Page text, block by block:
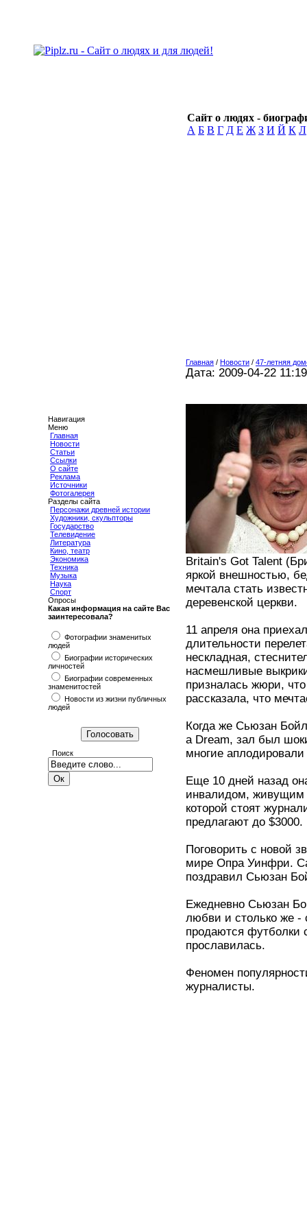
Сайт о людях -
А Б В Г Д Е Ж З И Й К Л
Навигация
Меню
Главная
Новости
Статьи
Ссылки
О сайте
Реклама
Источники
Фотогалерея
Разделы сайта
Персонажи древней истории
Художники, скульпторы
Государство
Телевидение
Литература
Кино, театр
Экономика
Техника
Музыка
Наука
Спорт
Опросы
Какая информация на сайте Вас
заинтересовала?
Фотографии знаменитых
людей
Биографии исторических
личностей
Биографии современных
знаменитостей
Новости из жизни публичных
людей
Поиск
Главная / Новости / 47-летняя
Дата: 2009-04-22 11:19
Britain's Got Talent
яркой внешностью,
мечтала стать
деревенской церкви.
11 апреля она
длительности
нескладная,
насмешливые
призналась жюри,
рассказала, что
Когда же Сьюзан
a Dream, зал был
многие аплодировали
Еще 10 дней назад
инвалидом, живущим
которой стоят
предлагают до $3000.
Поговорить с новой
мире Опра Уинфри.
поздравил Сьюзан
Ежедневно Сьюзан
любви и столько же -
продаются футболки
прославилась.
Феномен
журналисты.